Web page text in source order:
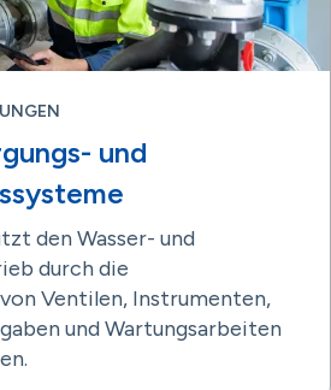
und
den Wasser- und
durch die
Ventilen, Instrumenten,
und Wartungsarbeiten